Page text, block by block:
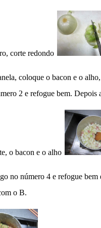
corte redondo
coloque o bacon e o
2 e refogue bem.
o bacon e o alho
no número 4 e refogue
o B.